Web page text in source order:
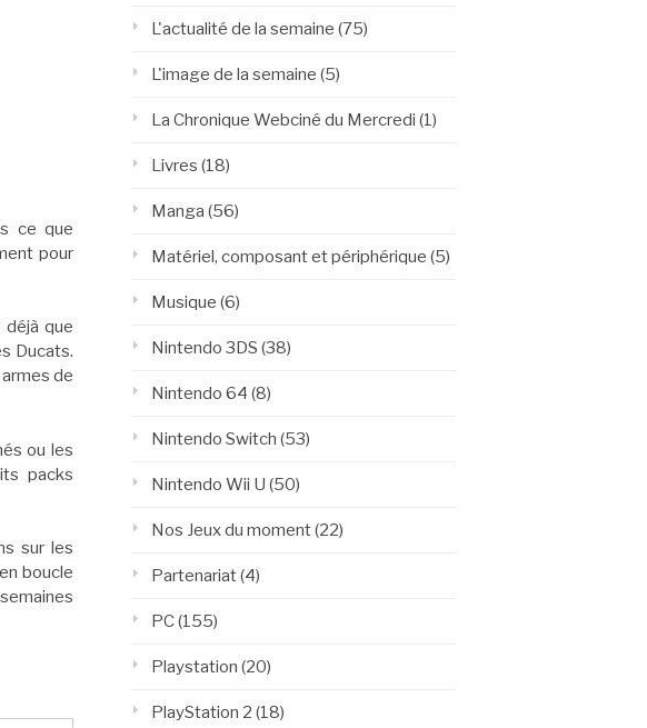
ce que
pour
déjà que
Ducats.
armes de
ou les
packs
sur les
boucle
L'actualité de la semaine (75)
L'image de la semaine (5)
La Chronique Webciné du Mercredi (1)
Livres (18)
Manga (56)
Matériel, composant et périphérique (5)
Musique (6)
Nintendo 3DS (38)
Nintendo 64 (8)
Nintendo Switch (53)
Nintendo Wii U (50)
Nos Jeux du moment(22)
Partenariat(4)
PC(155)
Playstation (20)
PlayStation 2 (18)